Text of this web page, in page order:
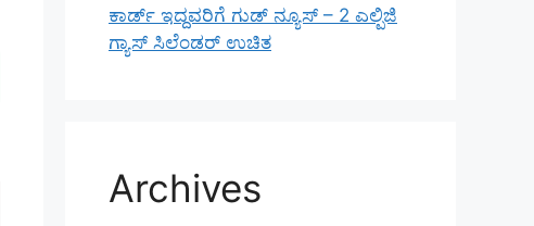
ಕಾರ್ಡ್ ಇದ್ದವರಿಗೆ ಗುಡ್ ನ್ಯೂಸ್ – 2 ಎಲ್ಪಿಜಿ
ಗ್ಯಾಸ್ ಸಿಲೆಂಡರ್ ಉಚಿತ
Archives